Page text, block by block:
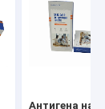
Антигена